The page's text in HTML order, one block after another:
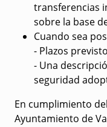
transferencias
sobre la base
Cuando sea
- Plazos
- Una
seguridad
En cumplimiento
Ayuntamiento de